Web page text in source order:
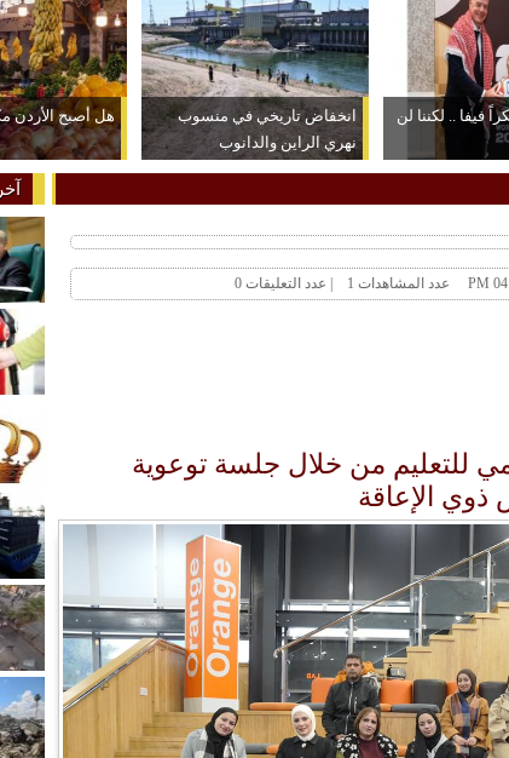
فيفا .. لكننا لن
انخفاض تاريخي في منسوب
نهري الراين والدانوب
هل أصبح الأردن
للتعليم من خلال جلسة توعوية
ذوي الإعاقة